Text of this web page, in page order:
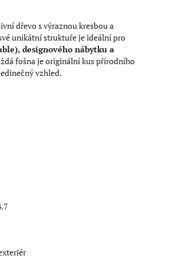
dřevo s výraznou kresbou a
unikátní struktuře je ideální pro
designového nábytku a
fošna je originální kus přírodního
vzhled.